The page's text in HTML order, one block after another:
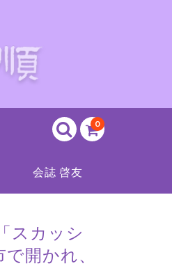
0
会誌 啓友
スカッシ
開かれ、